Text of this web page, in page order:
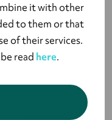
it with other
to them or that
of their services.
read here.